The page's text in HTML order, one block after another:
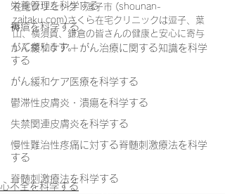
栄養管理を科学する
褥瘡を科学する
がん緩和ケア＋がん治療に関する知識を科学
する
がん緩和ケア医療を科学する
鬱滞性皮膚炎・潰瘍を科学する
失禁関連皮膚炎を科学する
慢性難治性疼痛に対する脊髄刺激療法を科学
する
脊髄刺激療法を科学する
在宅クリニック | 逗子市 (shounan-
zaitaku.com)さくら在宅クリニックは逗子、葉
山、横須賀、鎌倉の皆さんの健康と安心に寄与
して参ります。
心不全を科学する